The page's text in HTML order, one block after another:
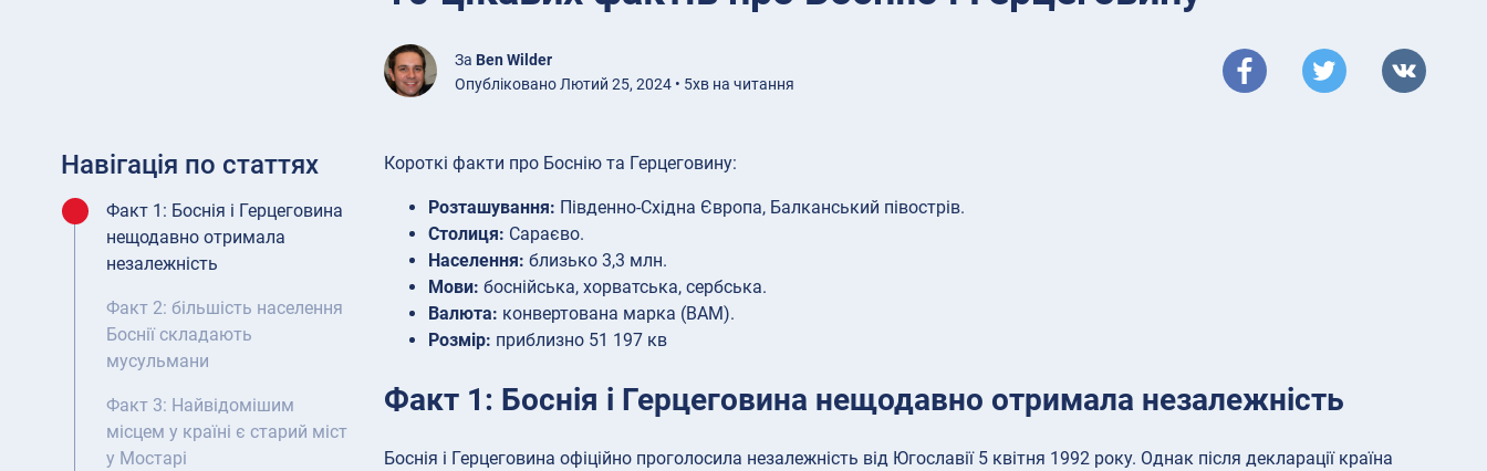
За Ben Wilder
Опубліковано Лютий 25, 2024 • 5хв на читання
Навігація по статтях
Факт 1: Боснія і Герцеговина
нещодавно отримала
незалежність
Факт 2: більшість населення
Боснії складають
мусульмани
Факт 3: Найвідомішим
місцем у країні є старий міст
у Мостарі
Короткі факти про Боснію та Герцеговину:
Розташування: Південно-Східна Європа, Балканський півострів.
Столиця: Сараєво.
Населення: близько 3,3 млн.
Мови: боснійська, хорватська, сербська.
Валюта: конвертована марка (BAM).
Розмір: приблизно 51 197 кв
Факт 1: Боснія і Герцеговина нещодавно отримала незалежність
Боснія і Герцеговина офіційно проголосила незалежність від Югославії 5 квітня 1992 року. Однак після декларації країна